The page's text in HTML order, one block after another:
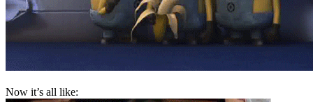
Now it’s all like: